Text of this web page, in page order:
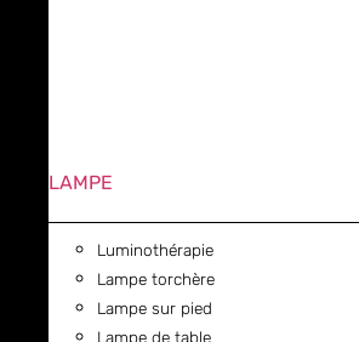
LAMPE
Luminothérapie
Lampe torchère
Lampe sur pied
Lampe de table